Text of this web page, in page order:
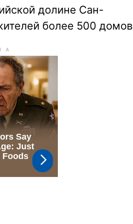
долине Сан-
более 500